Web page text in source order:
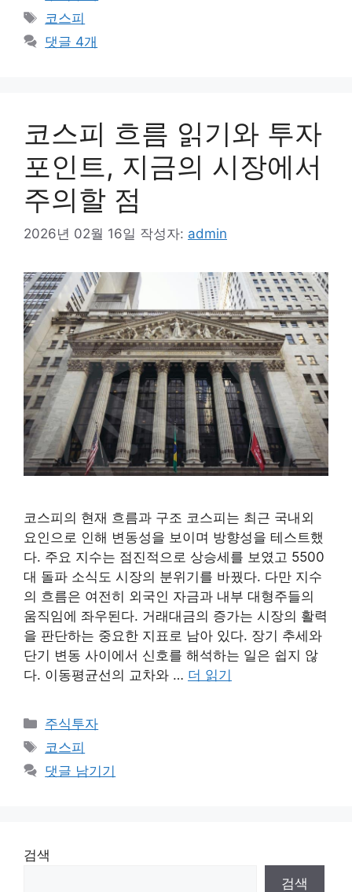
테
리
태
그
코스피
댓글 4개
코스피 흐름 읽기와 투자
포인트, 지금의 시장에서
주의할 점
2026년 02월 16일 작성자: admin
코스피의 현재 흐름과 구조 코스피는 최근 국내외
요인으로 인해 변동성을 보이며 방향성을 테스트했
다. 주요 지수는 점진적으로 상승세를 보였고 5500
대 돌파 소식도 시장의 분위기를 바꿨다. 다만 지수
의 흐름은 여전히 외국인 자금과 내부 대형주들의
움직임에 좌우된다. 거래대금의 증가는 시장의 활력
을 판단하는 중요한 지표로 남아 있다. 장기 추세와
단기 변동 사이에서 신호를 해석하는 일은 쉽지 않
다. 이동평균선의 교차와 … 더 읽기
카
테
리
주식투자
태
그
코스피
댓글 남기기
검색
검색